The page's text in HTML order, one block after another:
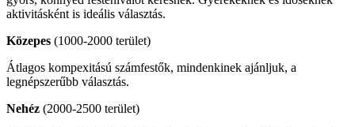
aktivitásként is ideális választás.
Közepes (1000-2000 terület)
Átlagos kompexitású számfestők, mindenkinek ajánljuk, a
legnépszerűbb választás.
Nehéz (2000-2500 terület)